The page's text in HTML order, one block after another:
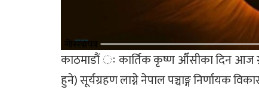
काठमाडौं ः कार्तिक कृष्ण औँसीका दिन आज
हुने) सूर्यग्रहण लाग्ने नेपाल पञ्चाङ्ग निर्णायक